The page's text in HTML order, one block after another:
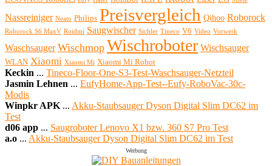
Nassreiniger Neato Philips Preisvergleich Qihoo Roborock
Roborock S6 MaxV Roidmi Saugwischer Sichler Tineco V6 Video Vorwerk
Waschsauger Wischmop Wischroboter Wischsauger
WLAN Xiaomi Xiaomi Mi Xiaomi Mi Robot
Keckin ... Tineco-Floor-One-S3-Test-Waschsauger-Netzteil
Jasmin Lehnen ... EufyHome-App-Test--Eufy-RoboVac-30c-
Modis
Winpkr APK ... Akku-Staubsauger Dyson Digital Slim DC62 im
Test
d06 app ... Saugroboter Lenovo X1 bzw. 360 S7 Pro Test
a.o ... Akku-Staubsauger Dyson Digital Slim DC62 im Test
Werbung